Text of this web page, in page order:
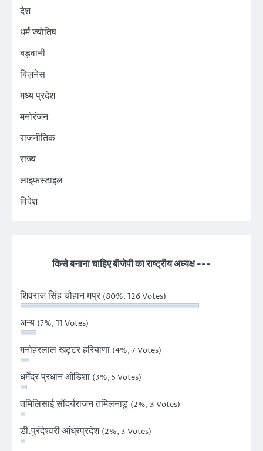
देश
धर्म ज्योतिष
बड़वानी
बिज़नेस
मध्य प्रदेश
मनोरंजन
राजनीतिक
राज्य
लाइफस्टाइल
विदेश
किसे बनाना चाहिए बीजेपी का राष्ट्रीय अध्यक्ष ---
शिवराज सिंह चौहान मप्र (80%, 126 Votes)
अन्य (7%, 11 Votes)
मनोहरलाल खट्टर हरियाणा (4%, 7 Votes)
धर्मेंद्र प्रधान ओडिशा (3%, 5 Votes)
तमिलिसाई सौंदर्यराजन तमिलनाडु (2%, 3 Votes)
डी.पुरंदेश्वरी आंध्रप्रदेश (2%, 3 Votes)